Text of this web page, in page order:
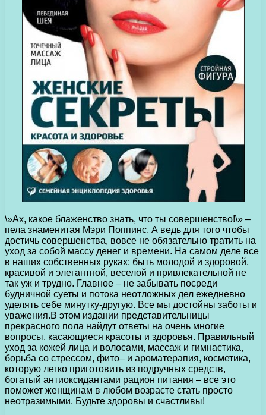
\»Ах, какое блаженство знать, что ты совершенство!\» –
пела знаменитая Мэри Поппинс. А ведь для того чтобы
достичь совершенства, вовсе не обязательно тратить на
уход за собой массу денег и времени. На самом деле все
в наших собственных руках: быть молодой и здоровой,
красивой и элегантной, веселой и привлекательной не
так уж и трудно. Главное – не забывать посреди
будничной суеты и потока неотложных дел ежедневно
уделять себе минутку-другую. Все мы достойны заботы и
уважения.В этом издании представительницы
прекрасного пола найдут ответы на очень многие
вопросы, касающиеся красоты и здоровья. Правильный
уход за кожей лица и волосами, массаж и гимнастика,
борьба со стрессом, фито– и ароматерапия, косметика,
которую легко приготовить из подручных средств,
богатый антиоксидантами рацион питания – все это
поможет женщинам в любом возрасте стать просто
неотразимыми. Будьте здоровы и счастливы!